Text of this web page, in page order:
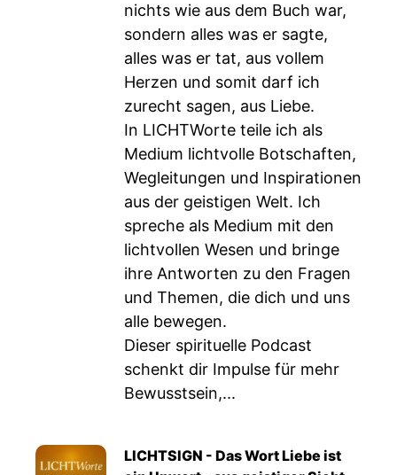
nichts wie aus dem Buch war,
sondern alles was er sagte,
alles was er tat, aus vollem
Herzen und somit darf ich
zurecht sagen, aus Liebe.
In LICHTWorte teile ich als
Medium lichtvolle Botschaften,
Wegleitungen und Inspirationen
aus der geistigen Welt. Ich
spreche als Medium mit den
lichtvollen Wesen und bringe
ihre Antworten zu den Fragen
und Themen, die dich und uns
alle bewegen.
Dieser spirituelle Podcast
schenkt dir Impulse für mehr
Bewusstsein,...
LICHTSIGN - Das Wort Liebe ist